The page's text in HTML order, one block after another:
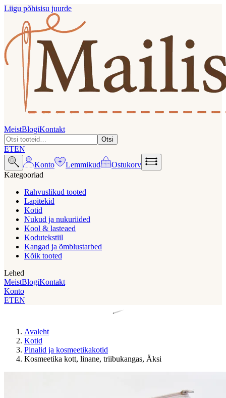
Liigu põhisisu juurde
MeistBlogiKontakt
Otsi
ETEN
Konto
Lemmikud
Ostukorv
Kategooriad
Rahvuslikud tooted
Lapitekid
Kotid
Nukud ja nukuriided
Kool & lasteaed
Kodutekstiil
Kangad ja õmblustarbed
Kõik tooted
Lehed
MeistBlogiKontakt
Konto
ETEN
Avaleht
Kotid
Pinalid ja kosmeetikakotid
Kosmeetika kott, linane, triibukangas, Äksi